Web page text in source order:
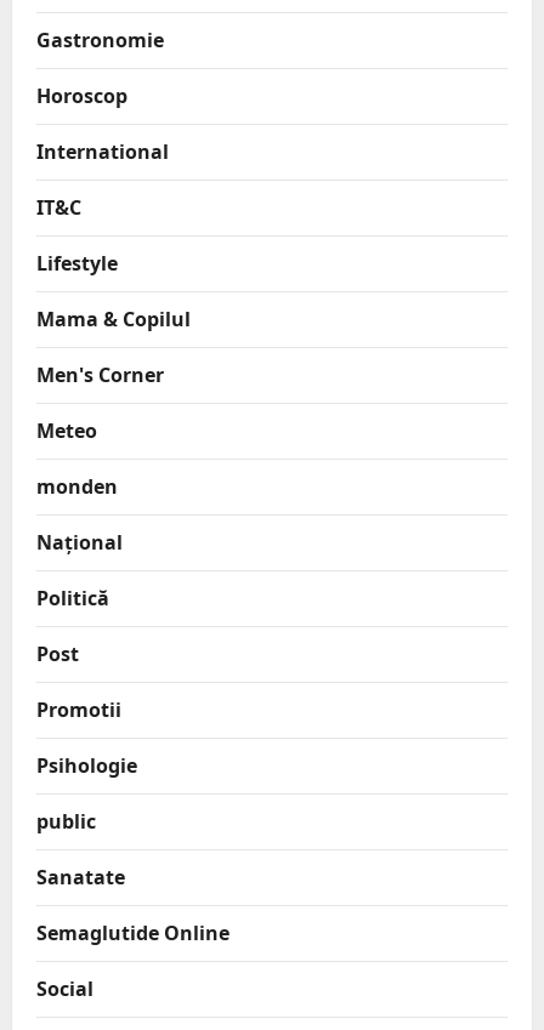
Gastronomie
Horoscop
International
IT&C
Lifestyle
Mama & Copilul
Men's Corner
Meteo
monden
Național
Politică
Post
Promotii
Psihologie
public
Sanatate
Semaglutide Online
Social